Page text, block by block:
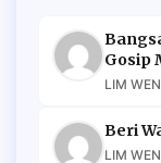
Gosip
LIM
Beri
LIM